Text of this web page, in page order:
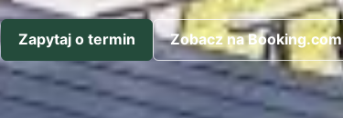
Zapytaj o termin Zobacz na Booking.com